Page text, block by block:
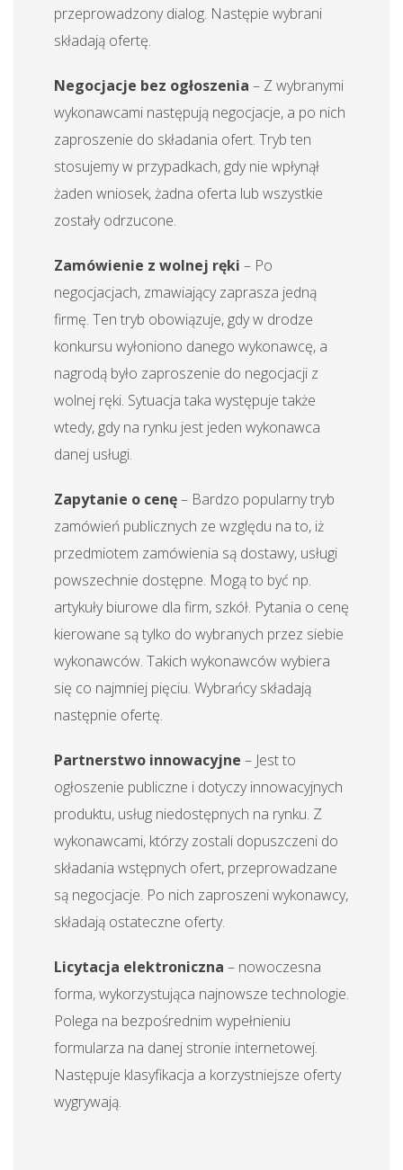
przeprowadzony dialog. Następie wybrani
składają ofertę.
Negocjacje bez ogłoszenia – Z wybranymi
wykonawcami następują negocjacje, a po nich
zaproszenie do składania ofert. Tryb ten
stosujemy w przypadkach, gdy nie wpłynął
żaden wniosek, żadna oferta lub wszystkie
zostały odrzucone.
Zamówienie z wolnej ręki – Po
negocjacjach, zmawiający zaprasza jedną
firmę. Ten tryb obowiązuje, gdy w drodze
konkursu wyłoniono danego wykonawcę, a
nagrodą było zaproszenie do negocjacji z
wolnej ręki. Sytuacja taka występuje także
wtedy, gdy na rynku jest jeden wykonawca
danej usługi.
Zapytanie o cenę– Bardzo popularny tryb
zamówień publicznych ze względu na to, iż
przedmiotem zamówienia są dostawy, usługi
powszechnie dostępne. Mogą to być np.
artykuły biurowe dla firm, szkół. Pytania o cenę
kierowane są tylko do wybranych przez siebie
wykonawców. Takich wykonawców wybiera
się co najmniej pięciu. Wybrańcy składają
następnie ofertę.
Partnerstwo innowacyjne – Jest to
ogłoszenie publiczne i dotyczy innowacyjnych
produktu, usług niedostępnych na rynku. Z
wykonawcami, którzy zostali dopuszczeni do
składania wstępnych ofert, przeprowadzane
są negocjacje. Po nich zaproszeni wykonawcy,
składają ostateczne oferty.
Licytacja elektroniczna – nowoczesna
forma, wykorzystująca najnowsze technologie.
Polega na bezpośrednim wypełnieniu
formularza na danej stronie internetowej.
Następuje klasyfikacja a korzystniejsze oferty
wygrywają.